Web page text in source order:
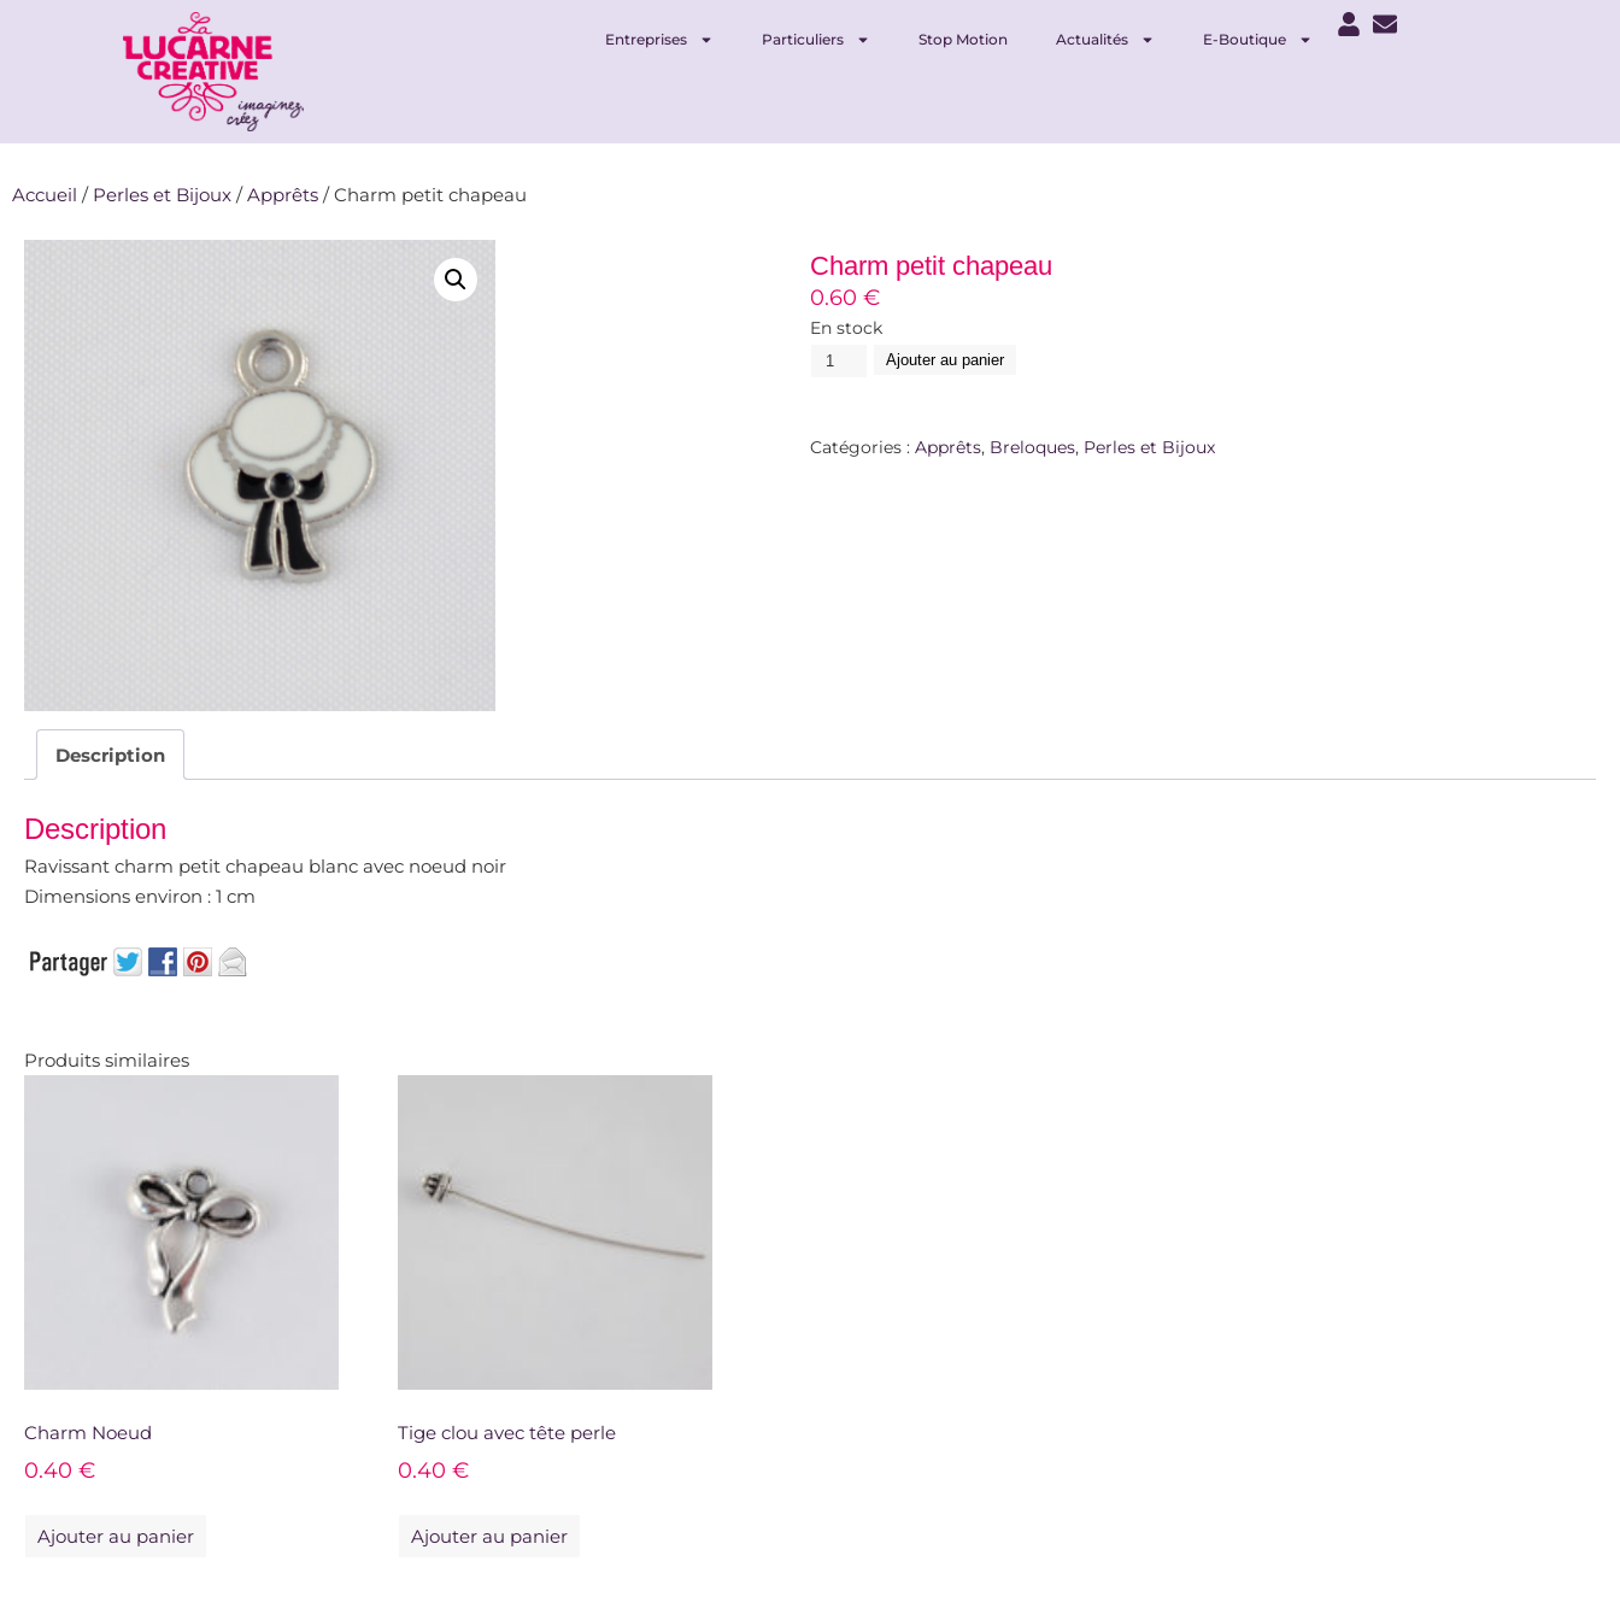
Entreprises Particuliers Stop Motion Actualités E-Boutique
Accueil / Perles et Bijoux /Apprêts / Charm petit chapeau
Charm petit chapeau
0.60 €
En stock
Ajouter au panier
Catégories : Apprêts, Breloques, Perles et Bijoux
Description
Description
Ravissant charm petit chapeau blanc avec noeud noir
Dimensions environ : 1 cm
Produits similaires
Charm Noeud
0.40 €
Ajouter au panier
Tige clou avec tête perle
0.40€
Ajouter au panier